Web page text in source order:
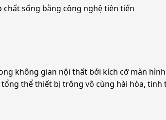
chất sống bằng công nghệ tiên tiến
không gian nội thất bởi kích cỡ màn
thể thiết bị trông vô cùng hài hòa,